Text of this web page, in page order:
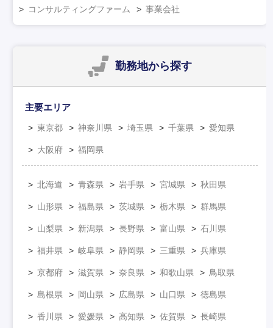
コンサルティングファーム 事業会社
勤務地から探す
主要エリア
東京都 神奈川県 埼玉県 千葉県 愛知県
大阪府 福岡県
北海道 青森県 岩手県 宮城県 秋田県
山形県 福島県 茨城県 栃木県 群馬県
山梨県 新潟県 長野県 富山県 石川県
福井県 岐阜県 静岡県 三重県 兵庫県
京都府 滋賀県 奈良県 和歌山県 鳥取県
島根県 岡山県 広島県 山口県 徳島県
香川県 愛媛県 高知県 佐賀県 長崎県